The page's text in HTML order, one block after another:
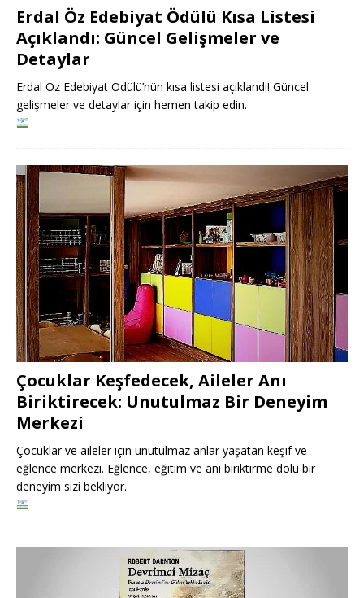
Erdal Öz Edebiyat Ödülü Kısa Listesi
Açıklandı: Güncel Gelişmeler ve
Detaylar
Erdal Öz Edebiyat Ödülü’nün kısa listesi açıklandı! Güncel
gelişmeler ve detaylar için hemen takip edin.
Çocuklar Keşfedecek, Aileler Anı
Biriktirecek: Unutulmaz Bir Deneyim
Merkezi
Çocuklar ve aileler için unutulmaz anlar yaşatan keşif ve
eğlence merkezi. Eğlence, eğitim ve anı biriktirme dolu bir
deneyim sizi bekliyor.